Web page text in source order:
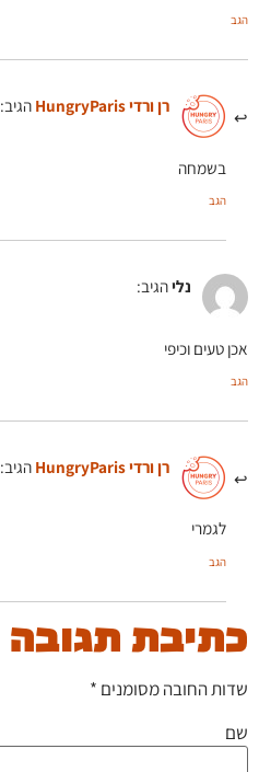
הגב
רן ורדי HungryParis הגיב:
בשמחה
הגב
נליהגיב:
אכן טעים וכיפי
הגב
רן ורדי HungryParis הגיב:
לגמרי
הגב
כתיבת תגובה
שדות החובה מסומנים *
שם